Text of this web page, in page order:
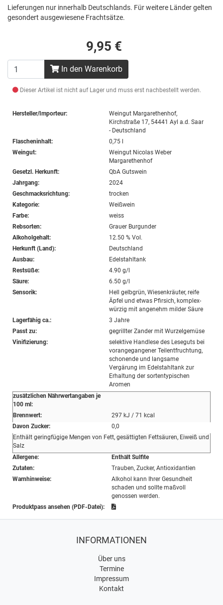
Lieferungen nur innerhalb Deutschlands. Für weitere Länder gelten
gesondert ausgewiesene Frachtsätze.
9,95 €
In den Warenkorb
Dieser Artikel ist nicht auf Lager und muss erst nachbestellt werden.
Hersteller/Importeur:
Weingut Margarethenhof,
Kirchstraße 17, 54441 Ayl a.d. Saar
- Deutschland
Flascheninhalt:
0,75 l
Weingut:
Weingut Nicolas Weber
Margarethenhof
Gesetzl. Herkunft:
QbA Gutswein
Jahrgang:
2024
Geschmacksrichtung:
trocken
Kategorie:
Weißwein
Farbe:
weiss
Rebsorten:
Grauer Burgunder
Alkoholgehalt:
12.50 % Vol.
Herkunft (Land):
Deutschland
Ausbau:
Edelstahltank
Restsüße:
4.90 g/l
Säure:
6.50 g/l
Sensorik:
Hell gelbgrün, Wiesenkräuter, reife
Äpfel und etwas Pfirsich, komplex-
würzig mit angenehm milder Säure
Lagerfähig ca.:
3 Jahre
Passt zu:
gegrillter Zander mit Wurzelgemüse
Vinifizierung:
selektive Handlese des Leseguts bei
vorangegangener Teilentfruchtung,
schonende und langsame
Vergärung im Edelstahltank zur
Erhaltung der sortentypischen
Aromen
zusätzlichen Nährwertangaben je
100 ml:
Brennwert:
297 kJ / 71 kcal
Davon Zucker:
0,0
Enthält geringfügige Mengen von Fett, gesättigten Fettsäuren, Eiweiß und
Salz
Allergene:
Enthält Sulfite
Zutaten:
Trauben, Zucker, Antioxidantien
Warnhinweise:
Alkohol kann Ihrer Gesundheit
schaden und sollte maßvoll
genossen werden.
Produktpass ansehen (PDF-Datei):
INFORMATIONEN
Über uns
Termine
Impressum
Kontakt